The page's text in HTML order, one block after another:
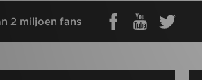
2 miljoen fans